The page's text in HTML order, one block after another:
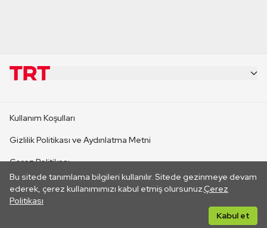
Bu sitede tanımlama bilgileri kullanılır. Sitede gezinmeye devam
ederek, çerez kullanımımızı kabul etmiş olursunuz.Çerez
Politikası
Kabul et
CANLI YAYINLAR
Kullanım Koşulları
Gizlilik Politikası ve Aydınlatma Metni
Çerez Politikası
İletişim
Her hakkı saklıdır. ©2026 TRT. Bağlantı yoluyla gidilen dış